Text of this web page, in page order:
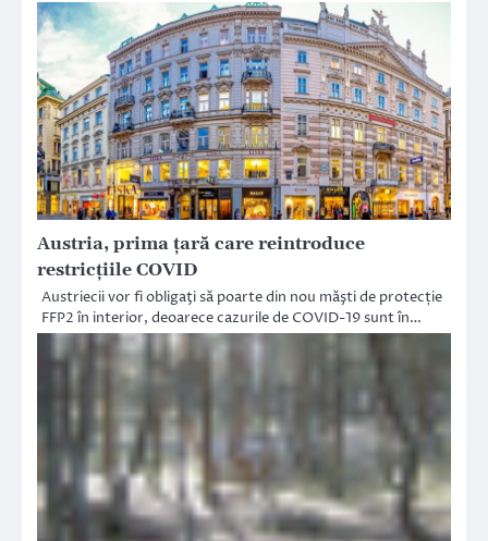
Austria, prima ţară care reintroduce
restricţiile COVID
Austriecii vor fi obligaţi să poarte din nou măşti de protecție
FFP2 în interior, deoarece cazurile de COVID-19 sunt în…